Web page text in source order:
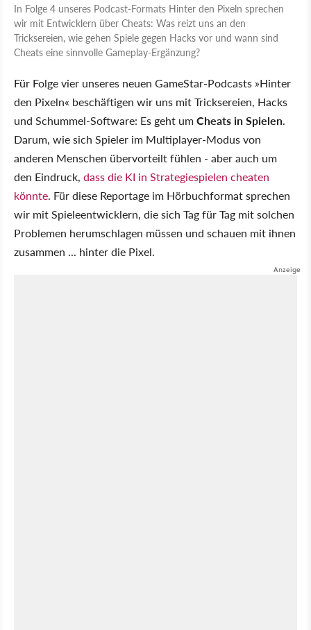
In Folge 4 unseres Podcast-Formats Hinter den Pixeln sprechen
wir mit Entwicklern über Cheats: Was reizt uns an den
Tricksereien, wie gehen Spiele gegen Hacks vor und wann sind
Cheats eine sinnvolle Gameplay-Ergänzung?
Für Folge vier unseres neuen GameStar-Podcasts »Hinter
den Pixeln« beschäftigen wir uns mit Tricksereien, Hacks
und Schummel-Software: Es geht umCheats in Spielen.
Darum, wie sich Spieler im Multiplayer-Modus von
anderen Menschen übervorteilt fühlen - aber auch um
den Eindruck, dass die KI in Strategiespielen cheaten
könnte. Für diese Reportage im Hörbuchformat sprechen
wir mit Spieleentwicklern, die sich Tag für Tag mit solchen
Problemen herumschlagen müssen und schauen mit ihnen
zusammen ... hinter die Pixel.